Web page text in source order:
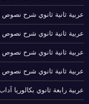
عربية ثانية ثانوي شرح نصوص
عربية ثانية ثانوي شرح نصوص
عربية ثانية ثانوي شرح
عربية ثانية ثانوي شرح نصوص
عربية رابعة ثانوي بكالوريا